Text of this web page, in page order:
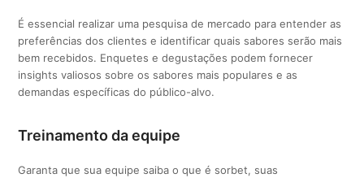
É essencial realizar uma pesquisa de mercado para entender as
preferências dos clientes e identificar quais sabores serão mais
bem recebidos. Enquetes e degustações podem fornecer
insights valiosos sobre os sabores mais populares e as
demandas específicas do público-alvo.
Treinamento da equipe
Garanta que sua equipe saiba o que é sorbet, suas